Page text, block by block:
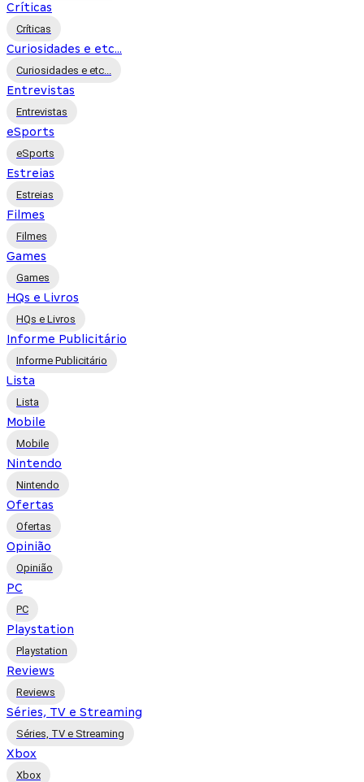
Críticas
Críticas
Curiosidades e etc...
Curiosidades e etc...
Entrevistas
Entrevistas
eSports
eSports
Estreias
Estreias
Filmes
Filmes
Games
Games
HQs e Livros
HQs e Livros
Informe Publicitário
Informe Publicitário
Lista
Lista
Mobile
Mobile
Nintendo
Nintendo
Ofertas
Ofertas
Opinião
Opinião
PC
PC
Playstation
Playstation
Reviews
Reviews
Séries, TV e Streaming
Séries, TV e Streaming
Xbox
Xbox